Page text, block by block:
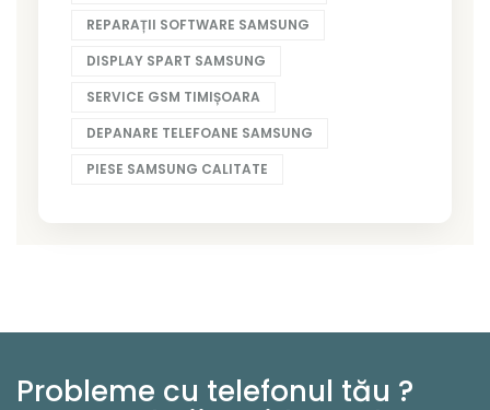
REPARAȚII SOFTWARE SAMSUNG
DISPLAY SPART SAMSUNG
SERVICE GSM TIMIȘOARA
DEPANARE TELEFOANE SAMSUNG
PIESE SAMSUNG CALITATE
Probleme cu telefonul tău ?